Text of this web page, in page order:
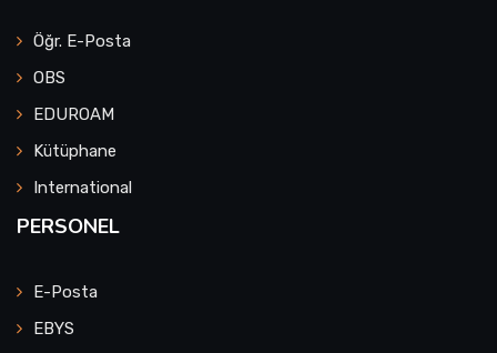
Öğr. E-Posta
OBS
EDUROAM
Kütüphane
International
PERSONEL
E-Posta
EBYS